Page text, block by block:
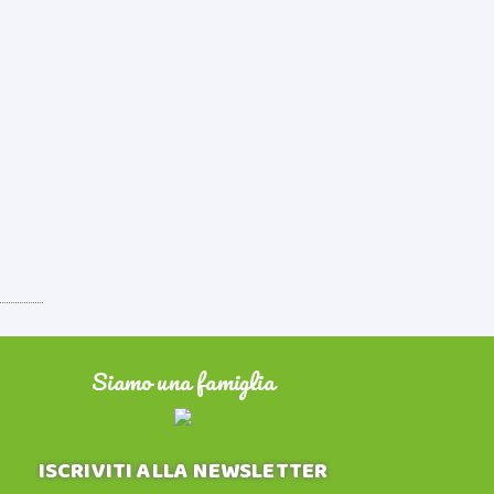
Siamo una famiglia
ISCRIVITI ALLA NEWSLETTER